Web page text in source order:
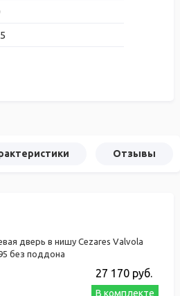
Отзывы
дверь в нишу Cezares Valvola
без поддона
27 170 руб.
В комплекте